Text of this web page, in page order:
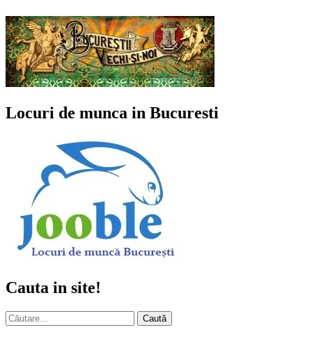
Locuri de munca in Bucuresti
Cauta in site!
Caută
după: